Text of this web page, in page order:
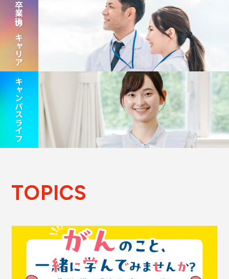
卒業後のキャリア
キャンパスライフ
TOPICS